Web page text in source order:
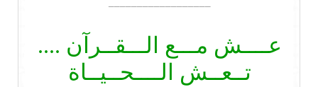
عــــش مـــع الـــقــرآن ....
تــعــش الــــحــيــاة